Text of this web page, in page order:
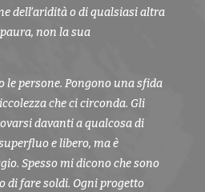
dell’aridità o di qualsiasi altra
non la sua
le persone. Pongono una sfida
che ci circonda. Gli
davanti a qualcosa di
e libero, ma è
Spesso mi dicono che sono
di fare soldi. Ogni progetto